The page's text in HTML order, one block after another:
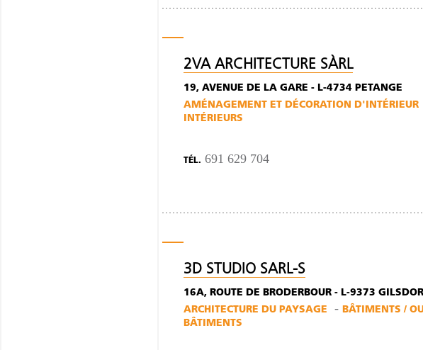
2VA ARCHITECTURE SÀRL
19, AVENUE DE LA GARE - L-4734 PETANGE
AMÉNAGEMENT ET DÉCORATION D'INTÉRIEUR
INTÉRIEURS
TÉL. 691 629 704
3D STUDIO SARL-S
16A, ROUTE DE BRODERBOUR - L-9373
ARCHITECTURE DU PAYSAGE
BÂTIMENTS /
BÂTIMENTS